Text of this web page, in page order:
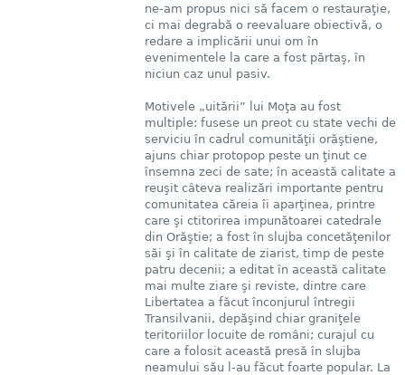
ne-am propus nici să facem o restauraţie,
ci mai degrabă o reevaluare obiectivă, o
redare a implicării unui om în
evenimentele la care a fost părtaş, în
niciun caz unul pasiv.
Motivele „uitării” lui Moţa au fost
multiple: fusese un preot cu state vechi de
serviciu în cadrul comunităţii orăştiene,
ajuns chiar protopop peste un ţinut ce
însemna zeci de sate; în această calitate a
reuşit câteva realizări importante pentru
comunitatea căreia îi aparţinea, printre
care şi ctitorirea impunătoarei catedrale
din Orăştie; a fost în slujba concetăţenilor
săi şi în calitate de ziarist, timp de peste
patru decenii; a editat în această calitate
mai multe ziare şi reviste, dintre care
Libertatea a făcut înconjurul întregii
Transilvanii, depăşind chiar graniţele
teritoriilor locuite de români; curajul cu
care a folosit această presă în slujba
neamului său l-au făcut foarte popular. La